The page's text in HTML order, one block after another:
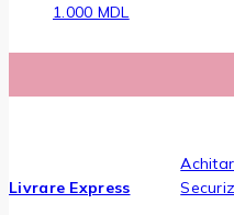
1.000 MDL
Livrare Express